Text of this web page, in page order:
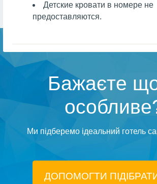
Детские кровати в номере не
предоставляются.
Бажаєте
Ми підберемо ідеальний готель
ДОПОМОГТИ